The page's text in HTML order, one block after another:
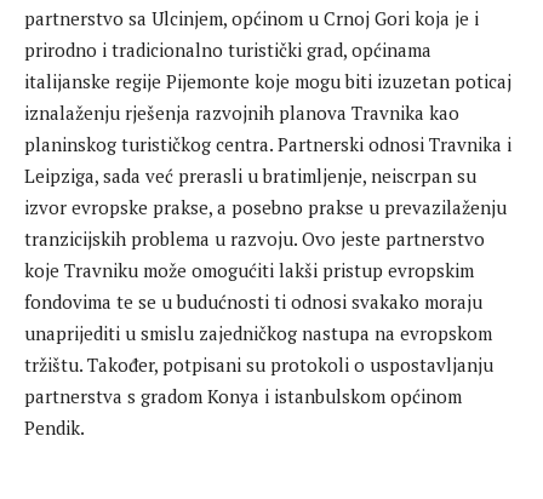
partnerstvo sa Ulcinjem, općinom u Crnoj Gori koja je i
prirodno i tradicionalno turistički grad, općinama
italijanske regije Pijemonte koje mogu biti izuzetan poticaj
iznalaženju rješenja razvojnih planova Travnika kao
planinskog turističkog centra. Partnerski odnosi Travnika i
Leipziga, sada već prerasli u bratimljenje, neiscrpan su
izvor evropske prakse, a posebno prakse u prevazilaženju
tranzicijskih problema u razvoju. Ovo jeste partnerstvo
koje Travniku može omogućiti lakši pristup evropskim
fondovima te se u budućnosti ti odnosi svakako moraju
unaprijediti u smislu zajedničkog nastupa na evropskom
tržištu. Također, potpisani su protokoli o uspostavljanju
partnerstva s gradom Konya i istanbulskom općinom
Pendik.